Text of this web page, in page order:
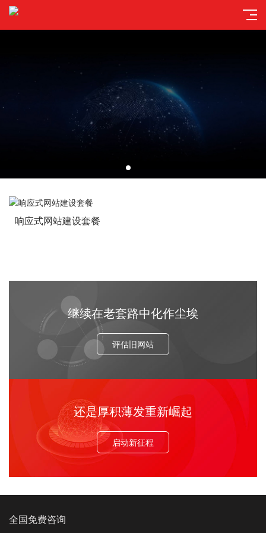
响应式网站建设套餐
继续在老套路中化作尘埃
评估旧网站
还是厚积薄发重新崛起
启动新征程
全国免费咨询